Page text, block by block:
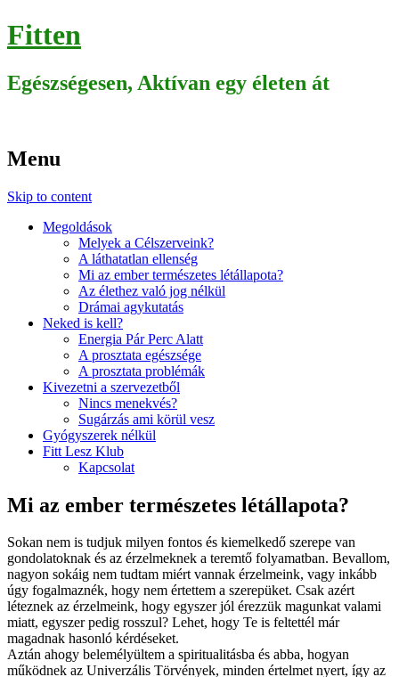
Fitten
Egészségesen, Aktívan egy életen át
Menu
Skip to content
Megoldások
Melyek a Célszerveink?
A láthatatlan ellenség
Mi az ember természetes létállapota?
Az élethez való jog nélkül
Drámai agykutatás
Neked is kell?
Energia Pár Perc Alatt
A prosztata egészsége
A prosztata problémák
Kivezetni a szervezetből
Nincs menekvés?
Sugárzás ami körül vesz
Gyógyszerek nélkül
Fitt Lesz Klub
Kapcsolat
Mi az ember természetes létállapota?
Sokan nem is tudjuk milyen fontos és kiemelkedő szerepe van
gondolatoknak és az érzelmeknek a teremtő folyamatban. Bevallom,
nagyon sokáig nem tudtam miért vannak érzelmeink, vagy inkább
úgy fogalmaznék, hogy nem értettem a szerepüket. Csak azért
léteznek az érzelmeink, hogy egyszer jól érezzük magunkat valami
miatt, egyszer pedig rosszul? Lehet, hogy Te is feltettél már
magadnak hasonló kérdéseket.
Aztán ahogy belemélyültem a spiritualitásba és abba, hogyan
működnek az Univerzális Törvények, minden értelmet nyert, így az